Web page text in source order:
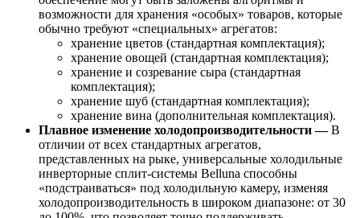
возможности для хранения «особых» товаров, которые
обычно требуют «специальных» агрегатов:
хранение цветов (стандартная комплектация);
хранение овощей (стандартная комплектация);
хранение и созревание сыра (стандартная
комплектация);
хранение шуб (стандартная комплектация);
хранение вина (дополнительная комплектация).
Плавное изменение холодопроизводительности —В
отличии от всех стандартных агрегатов,
представленных на рыке, универсальные холодильные
инверторные сплит-системы Belluna способны
«подстраиваться» под холодильную камеру, изменяя
холодопроизводительность в широком диапазоне: от 30